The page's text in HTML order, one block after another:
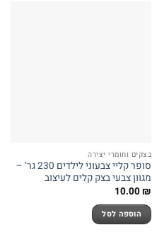
בצקים וחומרי יצירה
סופר קליי צבעוני לילדים 230 גר’ –
מגוון צבעי בצק קלים לעיצוב
10.00₪
הוספה לסל